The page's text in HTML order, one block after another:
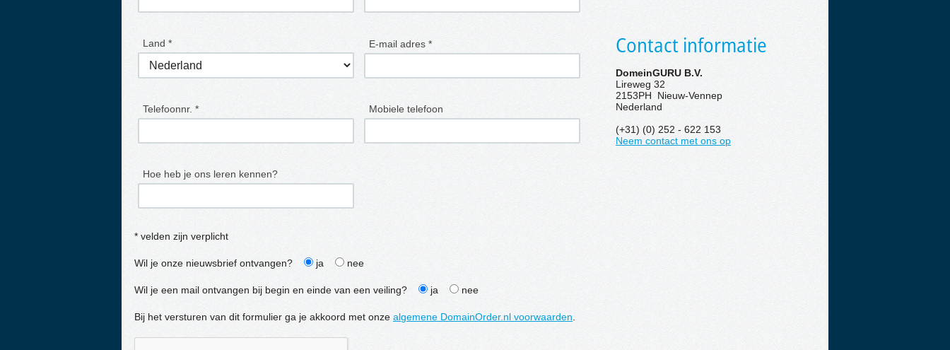
Land * E-mail adres *
Telefoonnr. * Mobiele telefoon
Hoe heb je ons leren kennen?
* velden zijn verplicht
Wil je onze nieuwsbrief ontvangen? ja nee
Wil je een mail ontvangen bij begin en einde van een veiling? ja nee
Bij het versturen van dit formulier ga je akkoord met onze algemene DomainOrder.nl voorwaarden.
Contact informatie
DomeinGURU B.V.
Lireweg 32
2153PH Nieuw-Vennep
Nederland
(+31) (0) 252 - 622 153
Neem contact met ons op